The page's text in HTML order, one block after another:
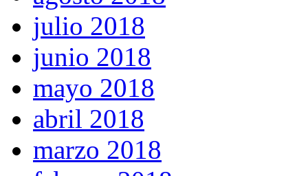
julio 2018
junio 2018
mayo 2018
abril 2018
marzo 2018